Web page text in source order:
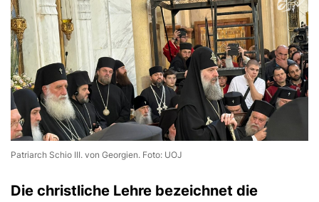
Patriarch Schio III. von Georgien. Foto: UOJ
Die christliche Lehre bezeichnet die